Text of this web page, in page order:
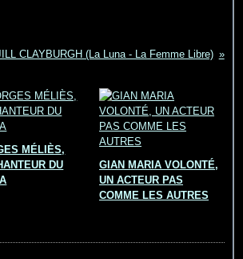
CLAYBURGH (La Luna - La Femme Libre)
MÉLIÈS,
DU
GIAN MARIA VOLONTÉ,
UN ACTEUR PAS
COMME LES AUTRES